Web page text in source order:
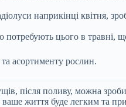
наприкінці квітня,
цього в травні,
та асортименту рослин.
після поливу, можна
життя буде легким та